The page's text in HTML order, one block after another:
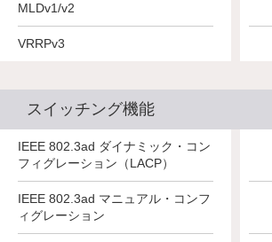
MLDv1/v2
VRRPv3
－
－
スイッチング機能
IEEE 802.3ad ダイナミック・コン
フィグレーション（LACP）
IEEE 802.3ad マニュアル・コンフ
ィグレーション
○
○
○
○